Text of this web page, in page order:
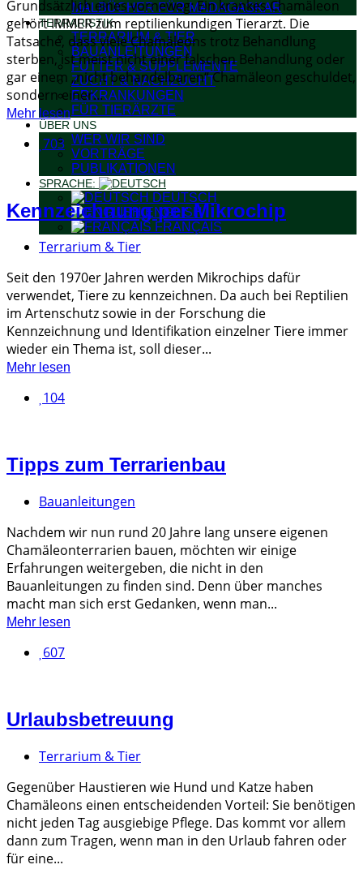
MALBÜCHER FÜR MADAGASKAR
TERRARISTIK
TERRARIUM & TIER
BAUANLEITUNGEN
FUTTER & SUPPLEMENTE
ZUCHT & NACHZUCHT
ERKRANKUNGEN
FÜR TIERÄRZTE
ÜBER UNS
WER WIR SIND
VORTRÄGE
PUBLIKATIONEN
SPRACHE:
DEUTSCH
ENGLISH
FRANÇAIS
Grundsätzlich eines vorneweg: Ein krankes Chamäleon
gehört IMMER zum reptilienkundigen Tierarzt. Die
Tatsache, dass viele Chamäleons trotz Behandlung
sterben, ist meist nicht einer falschen Behandlung oder
gar einem „nicht behandelbaren“ Chamäleon geschuldet,
sondern einer...
Mehr lesen
703
Kennzeichnung per Mikrochip
Terrarium & Tier
Seit den 1970er Jahren werden Mikrochips dafür
verwendet, Tiere zu kennzeichnen. Da auch bei Reptilien
im Artenschutz sowie in der Forschung die
Kennzeichnung und Identifikation einzelner Tiere immer
wieder ein Thema ist, soll dieser...
Mehr lesen
104
Tipps zum Terrarienbau
Bauanleitungen
Nachdem wir nun rund 20 Jahre lang unsere eigenen
Chamäleonterrarien bauen, möchten wir einige
Erfahrungen weitergeben, die nicht in den
Bauanleitungen zu finden sind. Denn über manches
macht man sich erst Gedanken, wenn man...
Mehr lesen
607
Urlaubsbetreuung
Terrarium & Tier
Gegenüber Haustieren wie Hund und Katze haben
Chamäleons einen entscheidenden Vorteil: Sie benötigen
nicht jeden Tag ausgiebige Pflege. Das kommt vor allem
dann zum Tragen, wenn man in den Urlaub fahren oder
für eine...